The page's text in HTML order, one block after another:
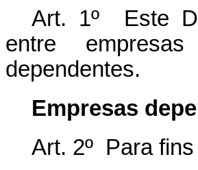
Art. 1º Este
entre
dependentes.
Empresas
Art. 2º Para